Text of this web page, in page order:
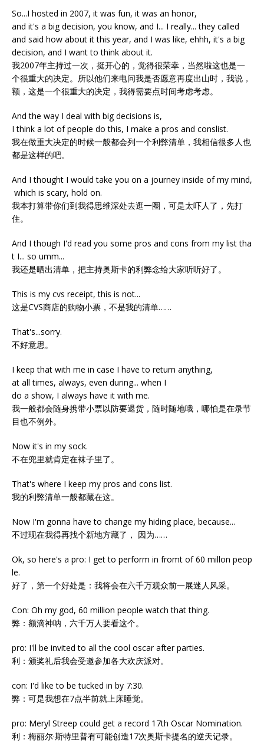
So...I hosted in 2007, it was fun, it was an honor,
and it's a big decision, you know, and I... I really... they called
and said how about it this year, and I was like, ehhh, it's a big
decision, and I want to think about it.
我2007年主持过一次，挺开心的，觉得很荣幸，当然啦这也是一
个很重大的决定。所以他们来电问我是否愿意再度出山时，我说，
额，这是一个很重大的决定，我得需要点时间考虑考虑。
And the way I deal with big decisions is,
I think a lot of people do this, I make a pros and conslist.
我在做重大决定的时候一般都会列一个利弊清单，我相信很多人也
都是这样的吧。
And I thought I would take you on a journey inside of my mind,
which is scary, hold on.
我本打算带你们到我得思维深处去逛一圈，可是太吓人了，先打
住。
And I though I'd read you some pros and cons from my list tha
t I... so umm...
我还是晒出清单，把主持奥斯卡的利弊念给大家听听好了。
This is my cvs receipt, this is not...
这是CVS商店的购物小票，不是我的清单……
That's...sorry.
不好意思。
I keep that with me in case I have to return anything,
at all times, always, even during... when I
do a show, I always have it with me.
我一般都会随身携带小票以防要退货，随时随地哦，哪怕是在录节
目也不例外。
Now it's in my sock.
不在兜里就肯定在袜子里了。
That's where I keep my pros and cons list.
我的利弊清单一般都藏在这。
Now I'm gonna have to change my hiding place, because...
不过现在我得再找个新地方藏了， 因为……
Ok, so here's a pro: I get to perform in fromt of 60 millon peop
le.
好了，第一个好处是：我将会在六千万观众前一展迷人风采。
Con: Oh my god, 60 million people watch that thing.
弊：额滴神呐，六千万人要看这个。
pro: I'll be invited to all the cool oscar after parties.
利：颁奖礼后我会受邀参加各大欢庆派对。
con: I'd like to be tucked in by 7:30.
弊：可是我想在7点半前就上床睡觉。
pro: Meryl Streep could get a record 17th Oscar Nomination.
利：梅丽尔·斯特里普有可能创造17次奥斯卡提名的逆天记录。